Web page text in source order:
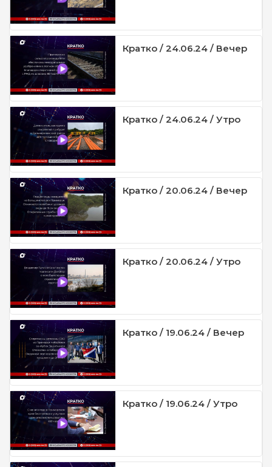
Кратко / 24.06.24 / Вечер
Кратко / 24.06.24 / Утро
Кратко / 20.06.24 / Вечер
Кратко / 20.06.24 / Утро
Кратко / 19.06.24 / Вечер
Кратко / 19.06.24 / Утро